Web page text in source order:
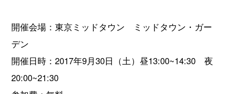
開催会場：東京ミッドタウン ミッドタウン・ガー
デン
開催日時：2017年9月30日（土）昼13:00~14:30 夜
20:00~21:30